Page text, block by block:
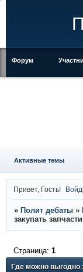
Форум
Активные темы
Привет, Гость!
» Полит дебаты »
закупать
Где можно выгодно
Страница: 1